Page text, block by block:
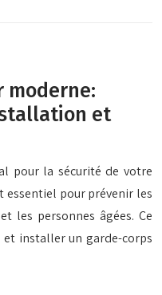
moderne:
et
pour la sécurité de votre
essentiel pour prévenir les
les personnes âgées. Ce
installer un garde-corps